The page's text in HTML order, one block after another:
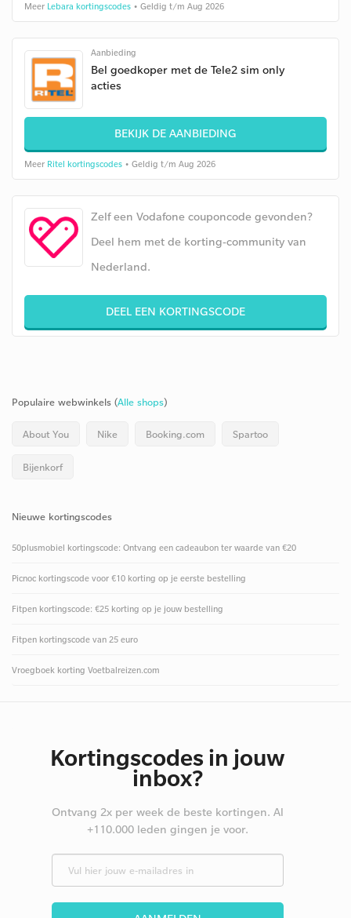
Meer Lebara kortingscodes • Geldig t/m Aug 2026
Aanbieding
Bel goedkoper met de Tele2 sim only
acties
BEKIJK DE AANBIEDING
Meer Ritel kortingscodes • Geldig t/m Aug 2026
Zelf een Vodafone couponcode gevonden?
Deel hem met de korting-community van
Nederland.
DEEL EEN KORTINGSCODE
Populaire webwinkels (Alle shops)
About You Nike Booking.com Spartoo
Bijenkorf
Nieuwe kortingscodes
50plusmobiel kortingscode: Ontvang een cadeaubon ter waarde van €20
Picnoc kortingscode voor €10 korting op je eerste bestelling
Fitpen kortingscode: €25 korting op je jouw bestelling
Fitpen kortingscode van 25 euro
Vroegboek korting Voetbalreizen.com
Kortingscodes in jouw
inbox?
Ontvang 2x per week de beste kortingen. Al
+110.000 leden gingen je voor.